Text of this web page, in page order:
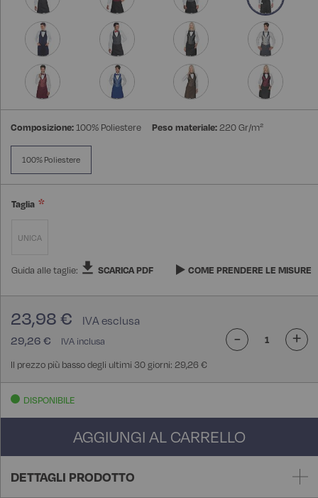
Composizione:100% Poliestere Peso materiale:220 Gr/m²
100% Poliestere
Taglia
UNICA
Guida alle taglie: SCARICA PDF COME PRENDERE LE MISURE
29,26 €
23,98 €
Il prezzo più basso degli ultimi 30 giorni: 29,26 €
- +
DISPONIBILE
AGGIUNGI AL CARRELLO
DETTAGLI PRODOTTO